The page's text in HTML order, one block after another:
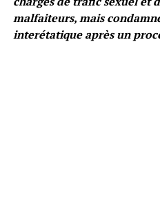
malfaiteurs, mais
interétatique après un